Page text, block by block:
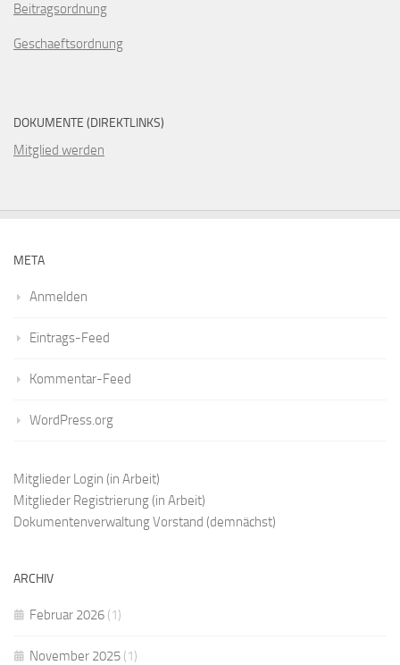
Beitragsordnung
Geschaeftsordnung
DOKUMENTE (DIREKTLINKS)
Mitglied werden
META
Anmelden
Eintrags-Feed
Kommentar-Feed
WordPress.org
Mitglieder Login (in Arbeit)
Mitglieder Registrierung (in Arbeit)
Dokumentenverwaltung Vorstand (demnächst)
ARCHIV
Februar 2026 (1)
November 2025 (1)